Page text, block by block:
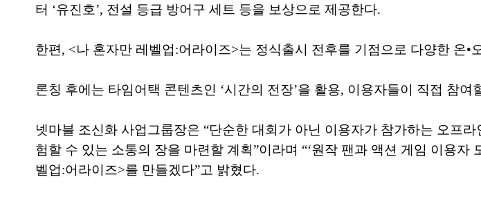
터 ‘유진호’, 전설 등급 방어구 세트 등을 보상으로 제공한다.
한편, <나 혼자만 레벨업:어라이즈>는 정식출시 전후를 기점으로 다양한 온•
론칭 후에는 타임어택 콘텐츠인 ‘시간의 전장’을 활용, 이용자들이 직접 참
넷마블 조신화 사업그룹장은 “단순한 대회가 아닌 이용자가 참가하는 오프
험할 수 있는 소통의 장을 마련할 계획”이라며 “‘원작 팬과 액션 게임 이용자
벨업:어라이즈>를 만들겠다”고 밝혔다.